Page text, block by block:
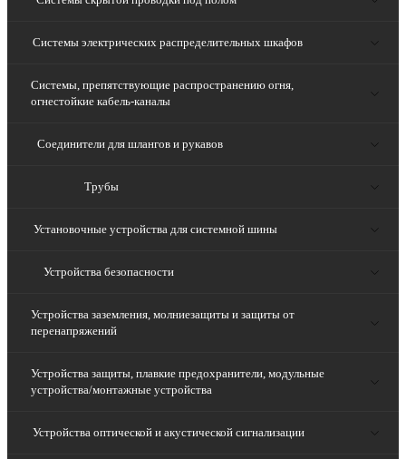
Системы электрических распределительных шкафов
Системы, препятствующие распространению огня,
огнестойкие кабель-каналы
Соединители для шлангов и рукавов
Трубы
Установочные устройства для системной шины
Устройства безопасности
Устройства заземления, молниезащиты и защиты от
перенапряжений
Устройства защиты, плавкие предохранители, модульные
устройства/монтажные устройства
Устройства оптической и акустической сигнализации